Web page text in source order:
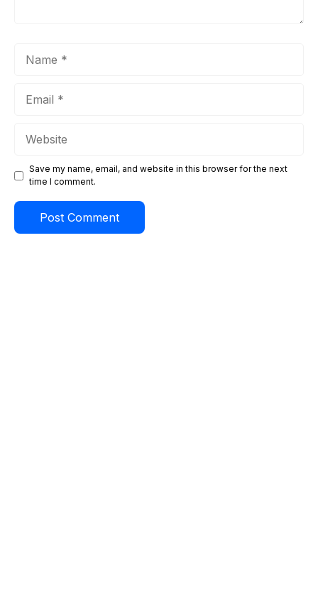
Save my name, email, and website in this browser for the next
time I comment.